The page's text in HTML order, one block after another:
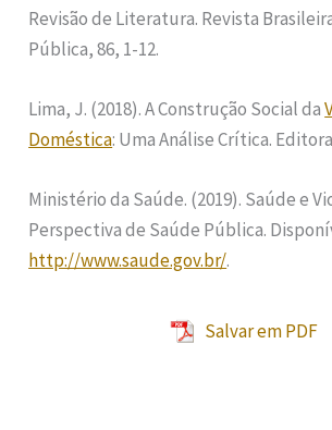
Revisão de Literatura. Revista
Pública, 86, 1-12.
Lima, J. (2018). A Construção Social da
Doméstica: Uma Análise Crítica.
Ministério da Saúde. (2019). Saúde e
Perspectiva de Saúde Pública.
http://www.saude.gov.br/.
Salvar em PDF